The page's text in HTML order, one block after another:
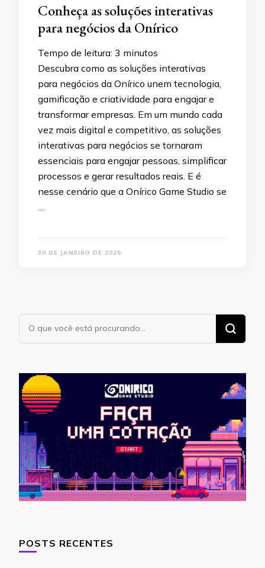
Conheça as soluções interativas
para negócios da Onírico
Tempo de leitura: 3 minutos
Descubra como as soluções interativas
para negócios da Onírico unem tecnologia,
gamificação e criatividade para engajar e
transformar empresas. Em um mundo cada
vez mais digital e competitivo, as soluções
interativas para negócios se tornaram
essenciais para engajar pessoas, simplificar
processos e gerar resultados reais. E é
nesse cenário que a Onírico Game Studio se
30 DE JANEIRO DE 2026
Procurando
POSTS RECENTES